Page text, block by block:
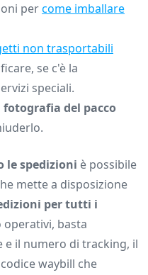
percome imballare
non trasportabili
se c'è la
speciali.
fotografia del pacco
le spedizioni è possibile
mette a disposizione
per tutti i
basta
e il numero di tracking, il
waybill che